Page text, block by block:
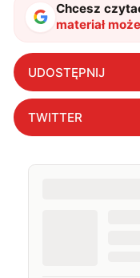
Chcesz
materiał
Pomoże w
UDOSTĘPNIJ
TWITTER